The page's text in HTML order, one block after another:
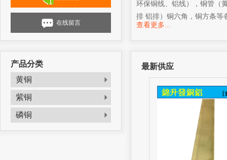
在线留言
产品分类
黄铜
紫铜
磷铜
环保铜线、铝线），铜管（
排 铝排）铜六角，铜方条等
格可按客户要求定做，价格
上”的企业宗旨，用心服务
2807077647 阿里旺旺：
2807077647@qq.com 网 站
查看更多...
最新供应